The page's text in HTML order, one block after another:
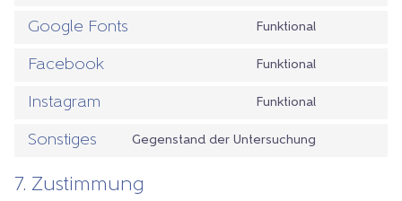
Google Fonts Funktional
Facebook Funktional
Instagram Funktional
Sonstiges Gegenstand der Untersuchung
7. Zustimmung